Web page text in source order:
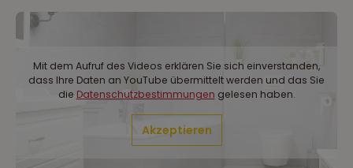
Mit dem Aufruf des Videos erklären Sie sich einverstanden,
dass Ihre Daten an YouTube übermittelt werden und das Sie
die Datenschutzbestimmungen gelesen haben.
Akzeptieren